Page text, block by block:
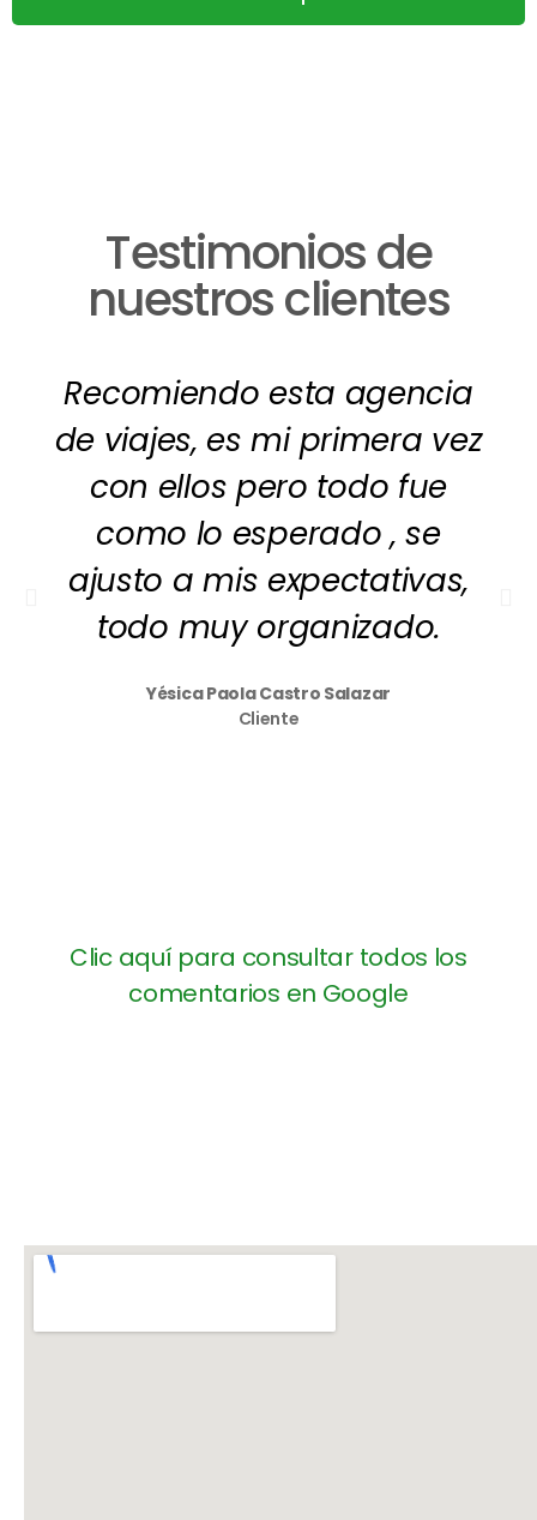
Testimonios de
nuestros clientes
Recomiendo esta agencia
de viajes, es mi primera vez
con ellos pero todo fue
como lo esperado , se
ajusto a mis expectativas,
todo muy organizado.
Yésica Paola Castro Salazar
Cliente
Clic aquí para consultar todos los
comentarios en Google